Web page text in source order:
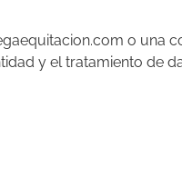
o una
y el tratamiento de